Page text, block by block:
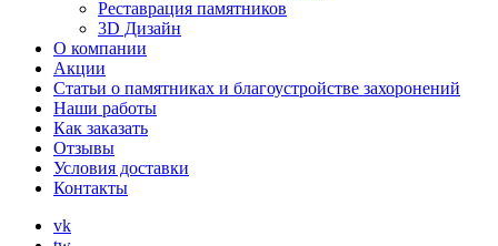
Реставрация памятников
3D Дизайн
О компании
Акции
Статьи о памятниках и благоустройстве захоронений
Наши работы
Как заказать
Отзывы
Условия доставки
Контакты
vk